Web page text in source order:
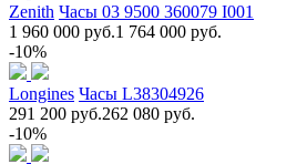
Zenith Часы 03 9500 360079 I001
1 960 000 руб.1 764 000 руб.
-10%
Longines Часы L38304926
291 200 руб.262 080 руб.
-10%